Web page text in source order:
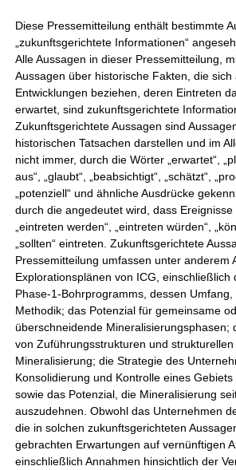
Diese Pressemitteilung enthält bestimmte
„zukunftsgerichtete Informationen“
Alle Aussagen in dieser Pressemitteilung,
Aussagen über historische Fakten, die
Entwicklungen beziehen, deren Eintreten
erwartet, sind zukunftsgerichtete
Zukunftsgerichtete Aussagen sind
historischen Tatsachen darstellen und im
nicht immer, durch die Wörter „erwartet“,
aus“, „glaubt“, „beabsichtigt“, „schätzt“,
„potenziell“ und ähnliche Ausdrücke
durch die angedeutet wird, dass
„eintreten werden“, „eintreten würden“,
„sollten“ eintreten. Zukunftsgerichtete
Pressemitteilung umfassen unter anderem
Explorationsplänen von ICG, einschließlich
Phase-1-Bohrprogramms, dessen
Methodik; das Potenzial für gemeinsame
überschneidende Mineralisierungsphasen;
von Zuführungsstrukturen und
Mineralisierung; die Strategie des
Konsolidierung und Kontrolle eines
sowie das Potenzial, die Mineralisierung
auszudehnen. Obwohl das Unternehmen
die in solchen zukunftsgerichteten
gebrachten Erwartungen auf vernünftigen
einschließlich Annahmen hinsichtlich der